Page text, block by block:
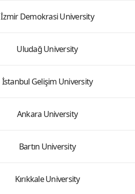
İzmir Demokrasi University
Uludağ University
İstanbul Gelişim University
Ankara University
Bartın University
Kırıkkale University